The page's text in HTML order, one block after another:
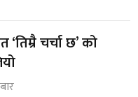
चर्चा छ’ को